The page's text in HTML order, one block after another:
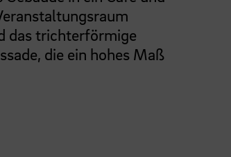
das trichterförmige
die ein hohes Maß